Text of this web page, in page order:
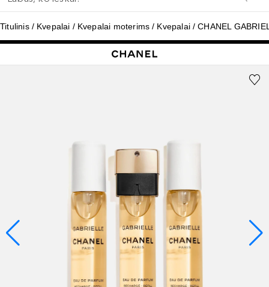
Titulinis Kvepalai Kvepalai moterims Kvepalai CHANEL